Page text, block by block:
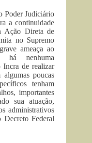
Poder Judiciário
a continuidade
Ação Direta de
no Supremo
ameaça ao
há nenhuma
Incra de realizar
poucas
tenham
importantes
sua atuação,
administrativos
Decreto Federal